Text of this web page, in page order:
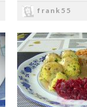
frank55
Dodaj